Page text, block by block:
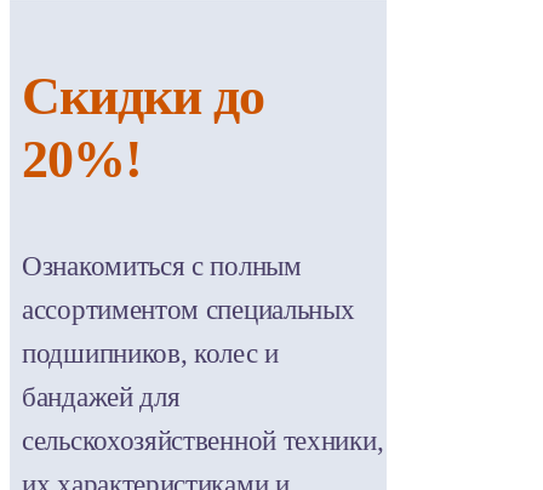
Скидки до
20%!
Ознакомиться с полным
ассортиментом специальных
подшипников, колес и
бандажей для
сельскохозяйственной техники,